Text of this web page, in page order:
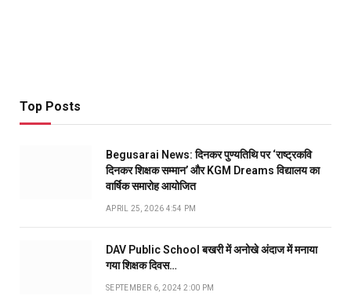
Top Posts
Begusarai News: दिनकर पुण्यतिथि पर ‘राष्ट्रकवि
दिनकर शिक्षक सम्मान’ और KGM Dreams विद्यालय का
वार्षिक समारोह आयोजित
APRIL 25, 2026 4:54 PM
DAV Public School बखरी में अनोखे अंदाज में मनाया
गया शिक्षक दिवस…
SEPTEMBER 6, 2024 2:00 PM